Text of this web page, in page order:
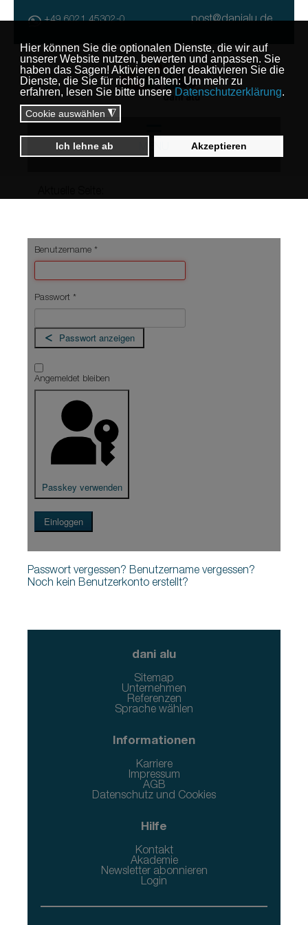
+49 6021 45302-0 post@danialu.de
Benutzername *
Passwort *
Passwort anzeigen
Angemeldet bleiben
Passkey verwenden
Einloggen
Passwort vergessen? Benutzername vergessen?
Noch kein Benutzerkonto erstellt?
dani alu
Sitemap
Unternehmen
Referenzen
Sprache wählen
Informationen
Karriere
Impressum
AGB
Datenschutz und Cookies
Hilfe
Kontakt
Akademie
Newsletter abonnieren
Login